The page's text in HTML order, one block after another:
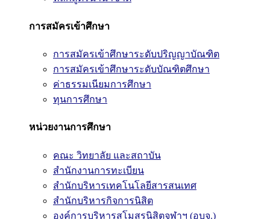
การสมัครเข้าศึกษา
การสมัครเข้าศึกษาระดับปริญญาบัณฑิต
การสมัครเข้าศึกษาระดับบัณฑิตศึกษา
ค่าธรรมเนียมการศึกษา
ทุนการศึกษา
หน่วยงานการศึกษา
คณะ วิทยาลัย และสถาบัน
สำนักงานการทะเบียน
สำนักบริหารเทคโนโลยีสารสนเทศ
สำนักบริหารกิจการนิสิต
องค์การบริหารสโมสรนิสิตจุฬาฯ (อบจ.)